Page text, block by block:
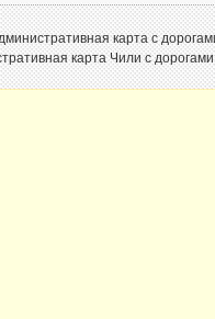
карта с
карта Чили с